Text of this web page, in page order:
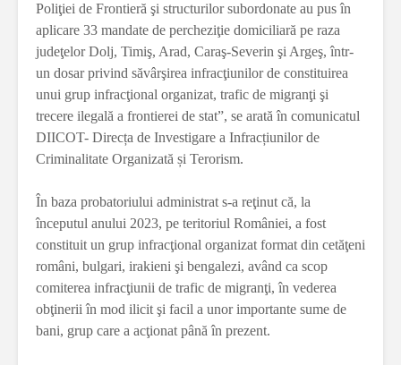
Poliţiei de Frontieră şi structurilor subordonate au pus în
aplicare 33 mandate de percheziţie domiciliară pe raza
judeţelor Dolj, Timiş, Arad, Caraş-Severin şi Argeş, într-
un dosar privind săvârşirea infracţiunilor de constituirea
unui grup infracţional organizat, trafic de migranţi şi
trecere ilegală a frontierei de stat”, se arată în comunicatul
DIICOT- Direcța de Investigare a Infracțiunilor de
Criminalitate Organizată și Terorism.
În baza probatoriului administrat s-a reţinut că, la
începutul anului 2023, pe teritoriul României, a fost
constituit un grup infracţional organizat format din cetăţeni
români, bulgari, irakieni şi bengalezi, având ca scop
comiterea infracţiunii de trafic de migranţi, în vederea
obţinerii în mod ilicit şi facil a unor importante sume de
bani, grup care a acţionat până în prezent.